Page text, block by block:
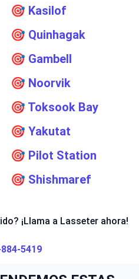
🎯 Kasilof
🎯 Quinhagak
🎯 Gambell
🎯 Noorvik
🎯 Toksook Bay
🎯 Yakutat
🎯 Pilot Station
🎯 Shishmaref
¡Llama a Lasseter ahora!
5419